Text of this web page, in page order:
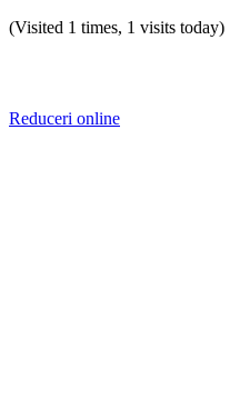
(Visited 1 times, 1 visits today)
Reduceri online